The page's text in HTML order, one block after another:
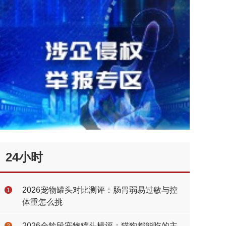
24小时
1
2026宠物罐头对比测评：肠胃弱易过敏与控
体重怎么挑